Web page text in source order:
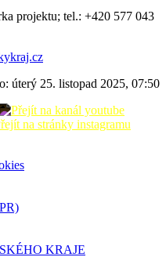
projektu; tel.: +420 577 043
úterý 25. listopad 2025, 07:50
KRAJE